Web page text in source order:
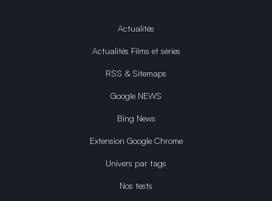
Actualités
Actualités Films et séries
RSS & Sitemaps
Google NEWS
Bing News
Extension Google Chrome
Univers par tags
Nos tests